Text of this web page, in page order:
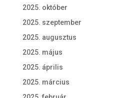
2025. október
2025. szeptember
2025. augusztus
2025. május
2025. április
2025. március